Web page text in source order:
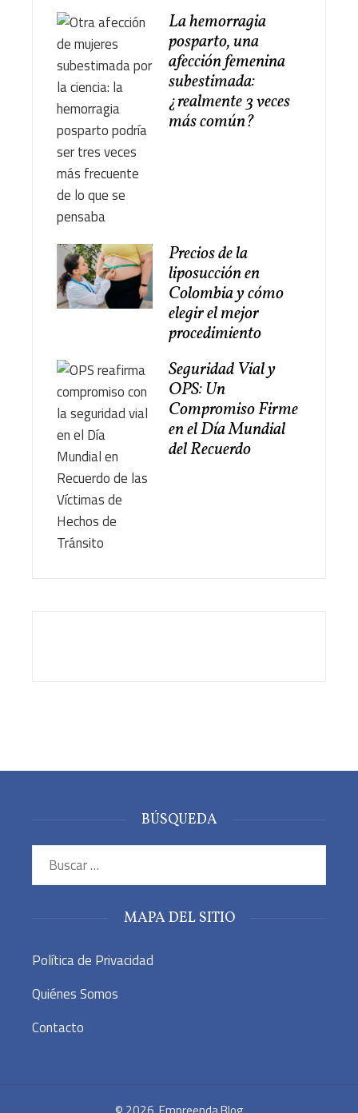
La hemorragia
posparto, una
afección femenina
subestimada:
¿realmente 3 veces
más común?
Precios de la
liposucción en
Colombia y cómo
elegir el mejor
procedimiento
Seguridad Vial y
OPS: Un
Compromiso Firme
en el Día Mundial
del Recuerdo
BÚSQUEDA
Buscar:
MAPA DEL SITIO
Política de Privacidad
Quiénes Somos
Contacto